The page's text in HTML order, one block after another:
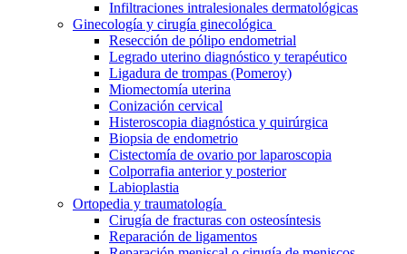
Infiltraciones intralesionales dermatológicas
Ginecología y cirugía ginecológica
Resección de pólipo endometrial
Legrado uterino diagnóstico y terapéutico
Ligadura de trompas (Pomeroy)
Miomectomía uterina
Conización cervical
Histeroscopia diagnóstica y quirúrgica
Biopsia de endometrio
Cistectomía de ovario por laparoscopia
Colporrafia anterior y posterior
Labioplastia
Ortopedia y traumatología
Cirugía de fracturas con osteosíntesis
Reparación de ligamentos